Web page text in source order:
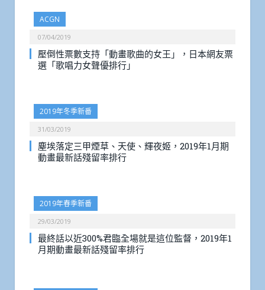
ACGN
07/04/2019
壓倒性票數支持「動畫歌曲的女王」，日本網友票
選「歌唱力女聲優排行」
2019年冬季新番
31/03/2019
塵埃落定三甲煙草、天使、輝夜姬，2019年1月期
動畫最新話殘留率排行
2019年春季新番
29/03/2019
最終話以近300%君臨全場就是這位監督，2019年1
月期動畫最新話殘留率排行